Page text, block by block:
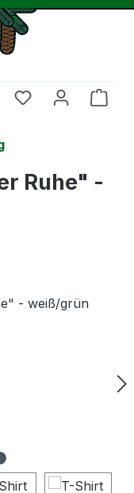
Du hast 0
Ruhe" -